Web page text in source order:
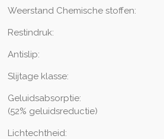
Weerstand Chemische stoffen:
Restindruk:
Antislip:
Slijtage klasse:
Geluidsabsorptie: 20 dB
(52% geluidsreductie)